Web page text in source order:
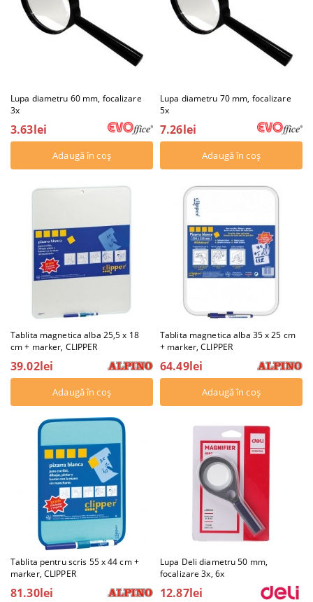
Lupa diametru 60 mm, focalizare
3x
3.63lei
Lupa diametru 70 mm, focalizare
5x
7.26lei
Tablita magnetica alba 25,5 x 18
cm + marker, CLIPPER
39.02lei
Tablita magnetica alba 35 x 25 cm
+ marker, CLIPPER
64.49lei
Tablita pentru scris 55 x 44 cm +
marker, CLIPPER
81.30lei
Lupa Deli diametru 50 mm,
focalizare 3x, 6x
12.87lei